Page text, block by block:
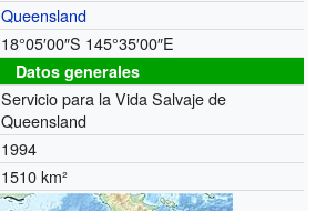
Queensland
18°05′00″S 145°35′00″E
Datos generales
Servicio para la Vida Salvaje de
Queensland
1994
1510 km²